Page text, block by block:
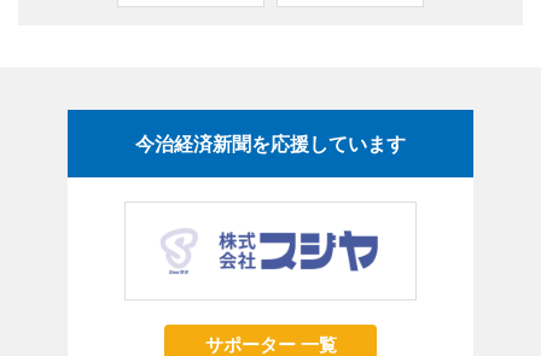
今治経済新聞を応援しています
サポーター 一覧